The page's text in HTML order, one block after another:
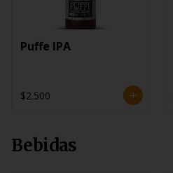
Puffe IPA
$2.500
Bebidas